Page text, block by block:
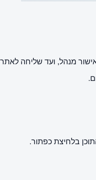
מנהל, ועד שליחה לאתר
בלחיצת כפתור.